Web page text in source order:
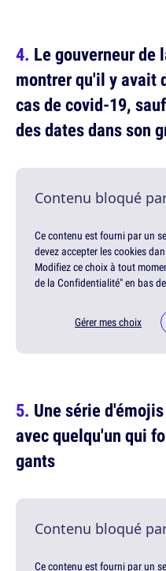
Le gouverneur de
montrer qu'il y avait
cas de covid-19,
des dates dans son
Contenu bloqué
Ce contenu est fourni par un
devez accepter les cookies
Modifiez ce choix à tout
de la Confidentialité" en bas
Gérer mes choix
Une série
avec quelqu'un qui
gants
Contenu bloqué
Ce contenu est fourni par un